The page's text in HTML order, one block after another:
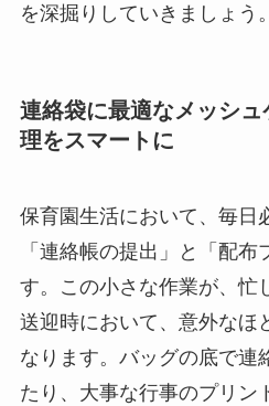
を深掘りしていきましょう。
連絡袋に最適なメッシ
理をスマートに
保育園生活において、毎日
「連絡帳の提出」と「配
す。この小さな作業が、忙
送迎時において、意外なほ
なります。バッグの底で連
たり、大事な行事のプリン